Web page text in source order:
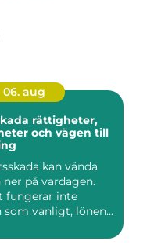
06. aug
och vägen till
kan vända
ner på vardagen.
fungerar inte
som vanligt, lönen...